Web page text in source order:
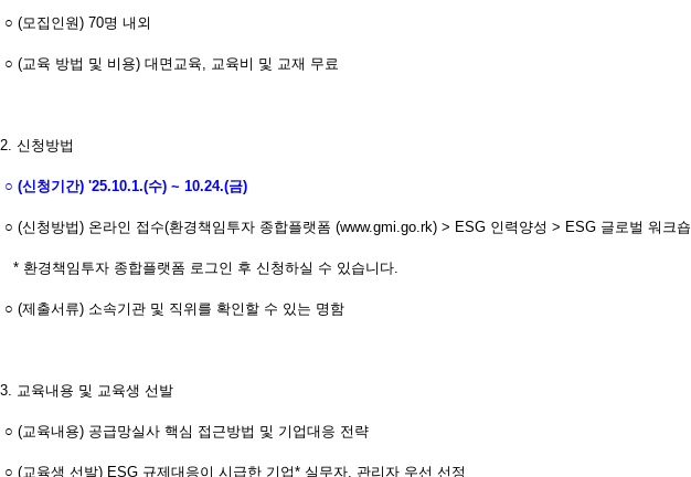
○ (모집인원) 70명 내외
○ (교육 방법 및 비용) 대면교육, 교육비 및 교재 무료
2. 신청방법
○ (신청기간) '25.10.1.(수) ~ 10.24.(금)
○ (신청방법) 온라인 접수(환경책임투자 종합플랫폼 (www.gmi.go.rk) > ESG 인력양성 > ESG 글로벌 워크숍
* 환경책임투자 종합플랫폼 로그인 후 신청하실 수 있습니다.
○ (제출서류) 소속기관 및 직위를 확인할 수 있는 명함
3. 교육내용 및 교육생 선발
○ (교육내용) 공급망실사 핵심 접근방법 및 기업대응 전략
○ (교육생 선발) ESG 규제대응이 시급한 기업* 실무자, 관리자 우선 선정